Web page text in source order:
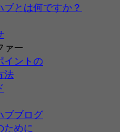
ブとは何ですか？
ァー
イントの
法
ブブログ
ために